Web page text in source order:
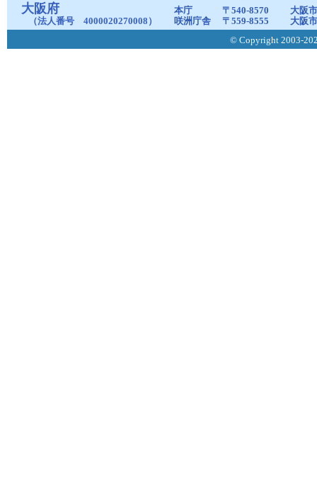
大阪府
（法人番号 4000020270008）
本庁 〒540-8570
大阪
咲洲庁舎
〒559-8555
大阪
© Copyright 2003-